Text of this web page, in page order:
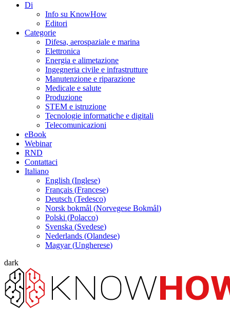
Di
Info su KnowHow
Editori
Categorie
Difesa, aerospaziale e marina
Elettronica
Energia e alimetazione
Ingegneria civile e infrastrutture
Manutenzione e riparazione
Medicale e salute
Produzione
STEM e istruzione
Tecnologie informatiche e digitali
Telecomunicazioni
eBook
Webinar
RND
Contattaci
Italiano
English (Inglese)
Français (Francese)
Deutsch (Tedesco)
Norsk bokmål (Norvegese Bokmål)
Polski (Polacco)
Svenska (Svedese)
Nederlands (Olandese)
Magyar(Ungherese)
dark